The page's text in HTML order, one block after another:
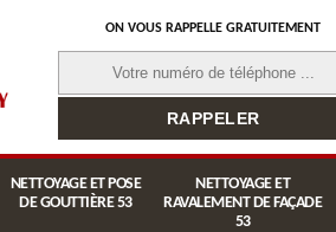
ON VOUS RAPPELLE GRATUITEMENT
NETTOYAGE ET POSE
DE GOUTTIÈRE 53
NETTOYAGE ET
RAVALEMENT DE FAÇADE
53